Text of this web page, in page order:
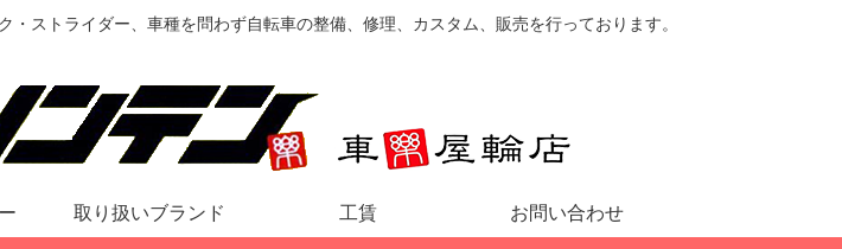
ストライダー、車種を問わず自転車の整備、修理、カスタム、販売を行っております。
取り扱いブランド 工賃 お問い合わせ